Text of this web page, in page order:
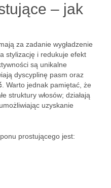
– jak
za zadanie wygładzenie
stylizację i redukuje efekt
są unikalne
dyscyplinę pasm oraz
. Warto jednak pamiętać, że
struktury włosów; działają
uzyskanie
prostującego jest: